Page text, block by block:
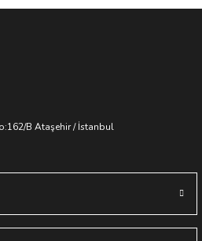
B Ataşehir / İstanbul